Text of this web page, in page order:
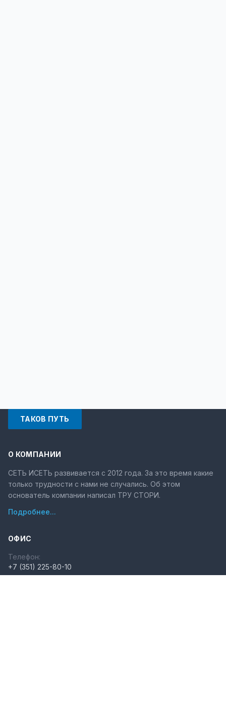
ТАКОВ ПУТЬ
О КОМПАНИИ
СЕТЬ ИСЕТЬ развивается с 2012 года. За это время какие
только трудности с нами не случались. Об этом
основатель компании написал ТРУ СТОРИ.
Подробнее...
ОФИС
Телефон:
+7 (351) 225-80-10